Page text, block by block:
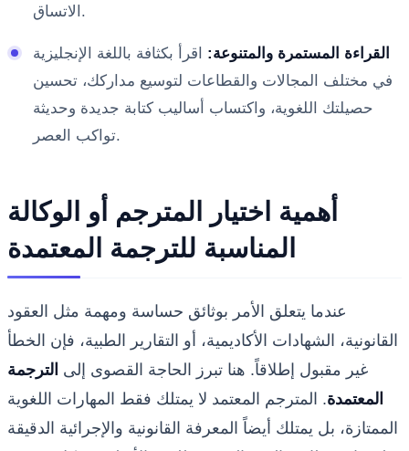
الاتساق.
القراءة المستمرة والمتنوعة: اقرأ بكثافة باللغة الإنجليزية
في مختلف المجالات والقطاعات لتوسيع مداركك، تحسين
حصيلتك اللغوية، واكتساب أساليب كتابة جديدة وحديثة
تواكب العصر.
أهمية اختيار المترجم أو الوكالة
المناسبة للترجمة المعتمدة
عندما يتعلق الأمر بوثائق حساسة ومهمة مثل العقود
القانونية، الشهادات الأكاديمية، أو التقارير الطبية، فإن الخطأ
غير مقبول إطلاقاً. هنا تبرز الحاجة القصوى إلى الترجمة
المعتمدة. المترجم المعتمد لا يمتلك فقط المهارات اللغوية
الممتازة، بل يمتلك أيضاً المعرفة القانونية والإجرائية الدقيقة